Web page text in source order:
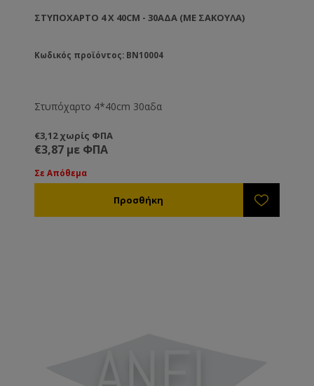
ΣΤΥΠΌΧΑΡΤΟ 4 X 40CM - 30ΑΔΑ (ΜΕ ΣΑΚΟΎΛΑ)
Κωδικός προϊόντος: BN10004
Στυπόχαρτο 4*40cm 30αδα
€3,12 χωρίς ΦΠΑ
€3,87 με ΦΠΑ
Σε Απόθεμα